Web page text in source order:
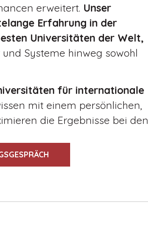
erweitert. Unser
Erfahrung in der
Universitäten der Welt,
Systeme hinweg sowohl
für internationale
mit einem persönlichen,
die Ergebnisse bei den